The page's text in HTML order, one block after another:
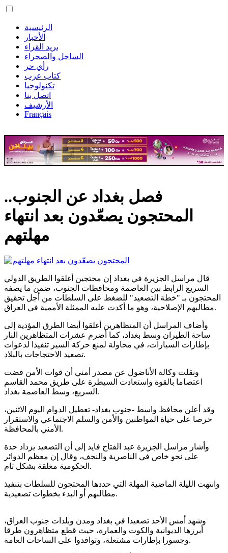
الرئيسية
الأخبار
بريد القراء
الساحل والصحراء
رأي حر
كتاب عرب
تكنولوجيا
اتصل بنا
الأرشيف
Français
فصل بغداد عن الجنوب..
المحتجون يصعّدون بعد انتهاء
مهلتهم
قال مراسل الجزيرة في بغداد إن محتجين أغلقوا الطريق الدولي
السريع الرابط بين العاصمة ومحافظات الجنوب، ضمن ما يصفه
المحتجون بـ "خطة التصعيد" للضغط على السلطات من أجل تحقيق
مطالبهم الإصلاحية، وهو ما أكدت عليه الممثلة الأممية في العراق.
وأضاف المراسل أن المتظاهرين أغلقوا أيضا الطرق المؤدية إلى
ساحة الطيران وسط بغداد، كما أضرم عشرات المتظاهرين النار
بإطارات السيارات، في محاولة لمنع حركة السير تنفيذا لدعوات
تصعيد الاحتجاجات بالبلاد.
ونقلت وكالة الأناضول عن مصدر أمني أن قوات الأمن فضت
اعتصاما بالقوة واستعادت السيطرة على طريق محمد القاسم
السريع، وسط العاصمة بغداد.
وقد أعلن محافظ واسط -جنوب بغداد- تعطيل الدوام اليوم الاثنين،
حرصا على حياة المواطنين والأمن والسلم الاجتماعي والاستقرار
الأمني بالمحافظة.
وأشار مراسل الجزيرة عبد الفتاح فايد إلى أن التصعيد يزداد حدة
على نحو خاص في الناصرية والنجف، وقال إن معظم الدوائر
الحكومية مغلقة بشكل تام.
وانتهت الليلة الماضية المهلة التي حددها المحتجون للسلطات بتنفيذ
مطالبهم أو البدء بخطوات تصعيدية.
وشهد أمس الأحد تصعيدا في بغداد ومدن وبلدات جنوب العراق،
أبرزها الديوانية والكوت والعمارة، حيث قطع متظاهرون طرقا
وجسورا بإطارات مشتعلة، وتوافدوا على الساحات العامة.